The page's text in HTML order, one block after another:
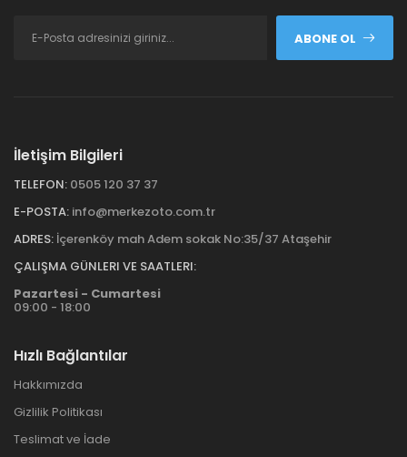
ABONE OL
İletişim Bilgileri
TELEFON: 0505 120 37 37
E-POSTA: info@merkezoto.com.tr
ADRES: İçerenköy mah Adem sokak No:35/37 Ataşehir
ÇALIŞMA GÜNLERI VE SAATLERI:
Pazartesi - Cumartesi
09:00 - 18:00
Hızlı Bağlantılar
Hakkımızda
Gizlilik Politikası
Teslimat ve İade